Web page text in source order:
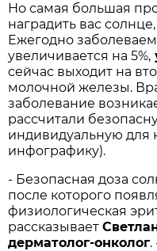
Но самая большая
наградить вас
Ежегодно
увеличивается на 5%,
сейчас выходит на
молочной железы.
заболевание
рассчитали
индивидуальную для
инфографику).
- Безопасная доза
после которого
физиологическая
рассказывает
дерматолог-онколог.